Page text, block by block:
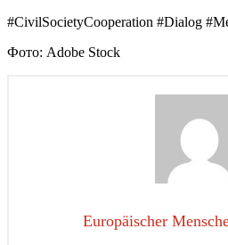
#CivilSocietyCooperation #Dialog
Фото: Adobe Stock
Europäischer